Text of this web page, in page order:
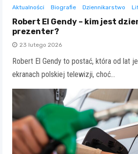
Aktualności Biografie Dziennikarstwo
Robert El Gendy – kim jest
prezenter?
23 lutego 2026
Robert El Gendy to postać, która od lat
ekranach polskiej telewizji, choć…